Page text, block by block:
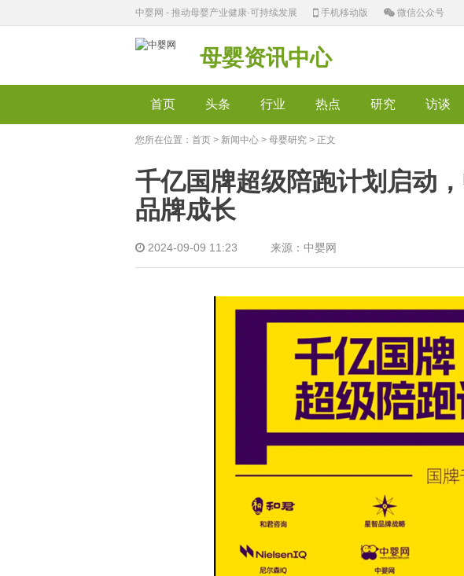
中婴网 - 推动母婴产业健康·可持续发展 手机移动版 微信公众号
母婴资讯中心
首页 头条 行业 热点 研究 访谈
您所在位置： 首页 > 新闻中心 > 母婴研究 > 正文
千亿国牌超级陪跑计划启动
品牌成长
2024-09-09 11:23 来源：中婴网